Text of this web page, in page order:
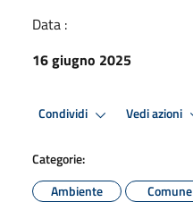
Data :
16 giugno 2025
Condividi Vedi azioni
Categorie:
Ambiente
Comune